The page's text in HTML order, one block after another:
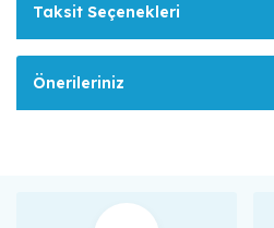
Taksit Seçenekleri
Önerileriniz